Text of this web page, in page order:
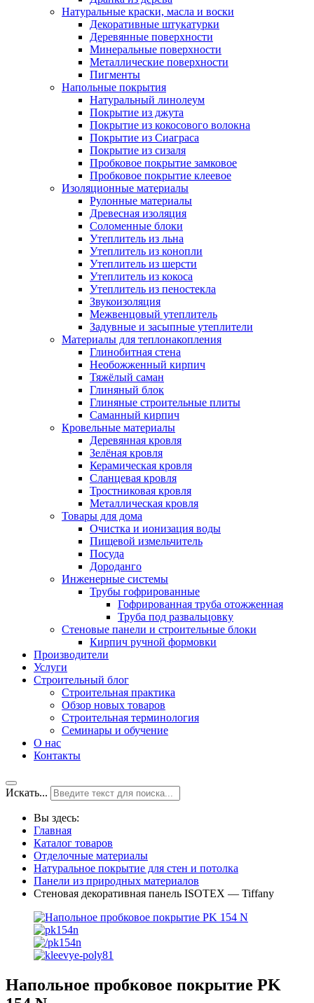
Натуральные краски, масла и воски
Декоративные штукатурки
Деревянные поверхности
Минеральные поверхности
Металлические поверхности
Пигменты
Напольные покрытия
Натуральный линолеум
Покрытие из джута
Покрытие из кокосового волокна
Покрытие из Сиаграса
Покрытие из сизаля
Пробковое покрытие замковое
Пробковое покрытие клеевое
Изоляционные материалы
Рулонные материалы
Древесная изоляция
Соломенные блоки
Утеплитель из льна
Утеплитель из конопли
Утеплитель из шерсти
Утеплитель из кокоса
Утеплитель из пеностекла
Звукоизоляция
Межвенцовый утеплитель
Задувные и засыпные утеплители
Материалы для теплонакопления
Глинобитная стена
Необожженный кирпич
Тяжёлый саман
Глиняный блок
Глиняные строительные плиты
Саманный кирпич
Кровельные материалы
Деревянная кровля
Зелёная кровля
Керамическая кровля
Сланцевая кровля
Тростниковая кровля
Металлическая кровля
Товары для дома
Очистка и ионизация воды
Пищевой измельчитель
Посуда
Дороданго
Инженерные системы
Трубы гофрированные
Гофрированная труба отожженная
Труба под развальцовку
Стеновые панели и строительные блоки
Кирпич ручной формовки
Производители
Услуги
Строительный блог
Строительная практика
Обзор новых товаров
Строительная терминология
Семинары и обучение
О нас
Контакты
Искать...
Вы здесь:
Главная
Каталог товаров
Отделочные материалы
Натуральное покрытие для стен и потолка
Панели из природных материалов
Стеновая декоративная панель ISOTEX — Tiffany
Напольное пробковое покрытие PK